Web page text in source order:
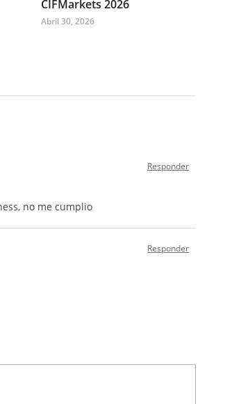
CIFMarkets 2026
Abril 30, 2026
Responder
no me cumplio
Responder